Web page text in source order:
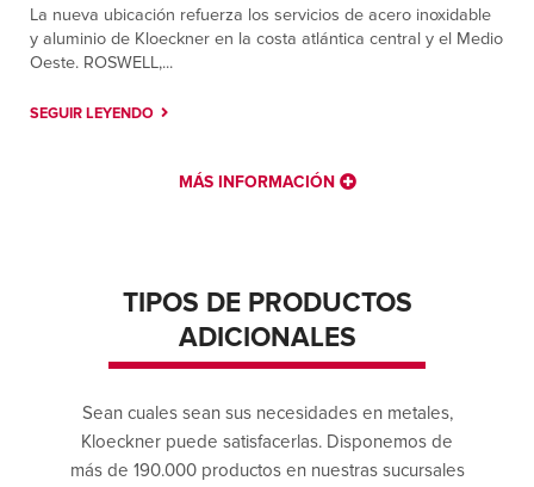
La nueva ubicación refuerza los servicios de acero inoxidable
y aluminio de Kloeckner en la costa atlántica central y el Medio
Oeste. ROSWELL,...
SEGUIR LEYENDO
MÁS INFORMACIÓN
TIPOS DE PRODUCTOS
ADICIONALES
Sean cuales sean sus necesidades en metales,
Kloeckner puede satisfacerlas. Disponemos de
más de 190.000 productos en nuestras sucursales